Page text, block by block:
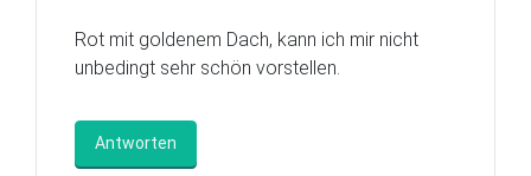
Rot mit goldenem Dach, kann ich mir nicht
unbedingt sehr schön vorstellen.
Antworten